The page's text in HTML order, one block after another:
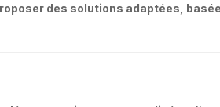
des solutions adaptées,